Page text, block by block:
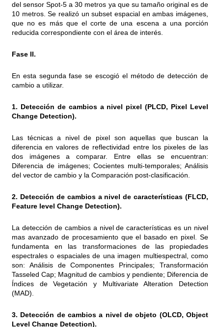
del sensor Spot-5 a 30 metros ya que su tamaño original es de
10 metros. Se realizó un subset espacial en ambas imágenes,
que no es más que el corte de una escena a una porción
reducida correspondiente con el área de interés.
Fase II.
En esta segunda fase se escogió el método de detección de
cambio a utilizar.
1. Detección de cambios a nivel pixel (PLCD, Pixel Level
Change Detection).
Las técnicas a nivel de pixel son aquellas que buscan la
diferencia en valores de reflectividad entre los pixeles de las
dos imágenes a comparar. Entre ellas se encuentran:
Diferencia de imágenes; Cocientes multi-temporales; Análisis
del vector de cambio y la Comparación post-clasificación.
2. Detección de cambios a nivel de características (FLCD,
Feature level Change Detection).
La detección de cambios a nivel de características es un nivel
mas avanzado de procesamiento que el basado en pixel. Se
fundamenta en las transformaciones de las propiedades
espectrales o espaciales de una imagen multiespectral, como
son: Análisis de Componentes Principales; Transformación
Tasseled Cap; Magnitud de cambios y pendiente; Diferencia de
Índices de Vegetación y Multivariate Alteration Detection
(MAD).
3. Detección de cambios a nivel de objeto (OLCD, Object
Level Change Detection).